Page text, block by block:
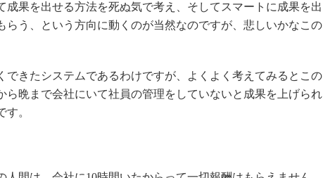
成果を出せる方法を死ぬ気で考え、そしてスマートに成果を出
らう、という方向に動くのが当然なのですが、悲しいかなこの
きたシステムであるわけですが、よくよく考えてみるとこの
ら晩まで会社にいて社員の管理をしていないと成果を上げられ
。